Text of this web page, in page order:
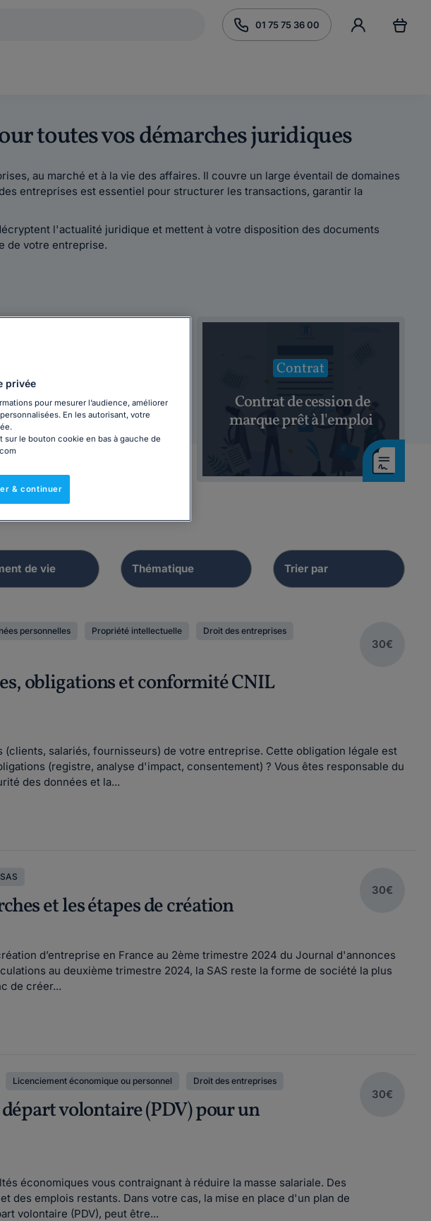
01 75 75 36 00
toutes vos démarches juridiques
au marché et à la vie des affaires. Il couvre un large éventail de domaines
entreprises est essentiel pour structurer les transactions, garantir la
l'actualité juridique et mettent à votre disposition des documents
de votre entreprise.
commercial 3/6/9 : les
essentielles
Contrat
Contrat de cession de
marque prêt à l'emploi
personnelles Propriété intellectuelle Droit des entreprises
obligations et conformité CNIL
30€
salariés, fournisseurs) de votre entreprise. Cette obligation légale est
(registre, analyse d'impact, consentement) ? Vous êtes responsable du
des données et la...
SAS
et les étapes de création
30€
d’entreprise en France au 2ème trimestre 2024 du Journal d'annonces
au deuxième trimestre 2024, la SAS reste la forme de société la plus
de créer...
Licenciement économique ou personnel Droit des entreprises
volontaire (PDV) pour un
30€
économiques vous contraignant à réduire la masse salariale. Des
emplois restants. Dans votre cas, la mise en place d'un plan de
volontaire (PDV), peut être...
privée
pour mesurer l’audience, améliorer
En les autorisant, votre
sur le bouton cookie en bas à gauche de
& continuer